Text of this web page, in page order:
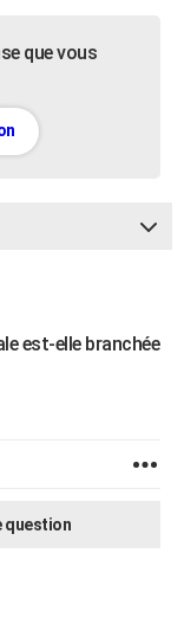
que vous
est-elle branchée
question